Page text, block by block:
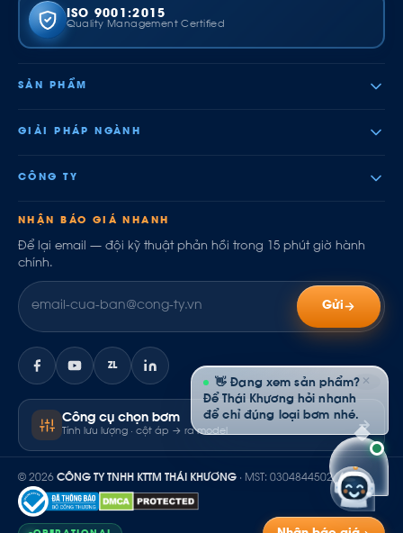
ISO 9001:2015
Quality Management Certified
SẢN PHẨM
GIẢI PHÁP NGÀNH
CÔNG TY
NHẬN BÁO GIÁ NHANH
Để lại email — đội kỹ thuật phản hồi trong 15 phút giờ hành
chính.
Gửi
ZL
Công cụ chọn bơm
Tính lưu lượng · cột áp → ra model
© 2026 CÔNG TY TNHH KTTM THÁI KHƯƠNG · MST: 0304844502
✕
👋 Đang xem sản phẩm?
Để Thái Khương hỏi nhanh
để chỉ đúng loại bơm nhé.